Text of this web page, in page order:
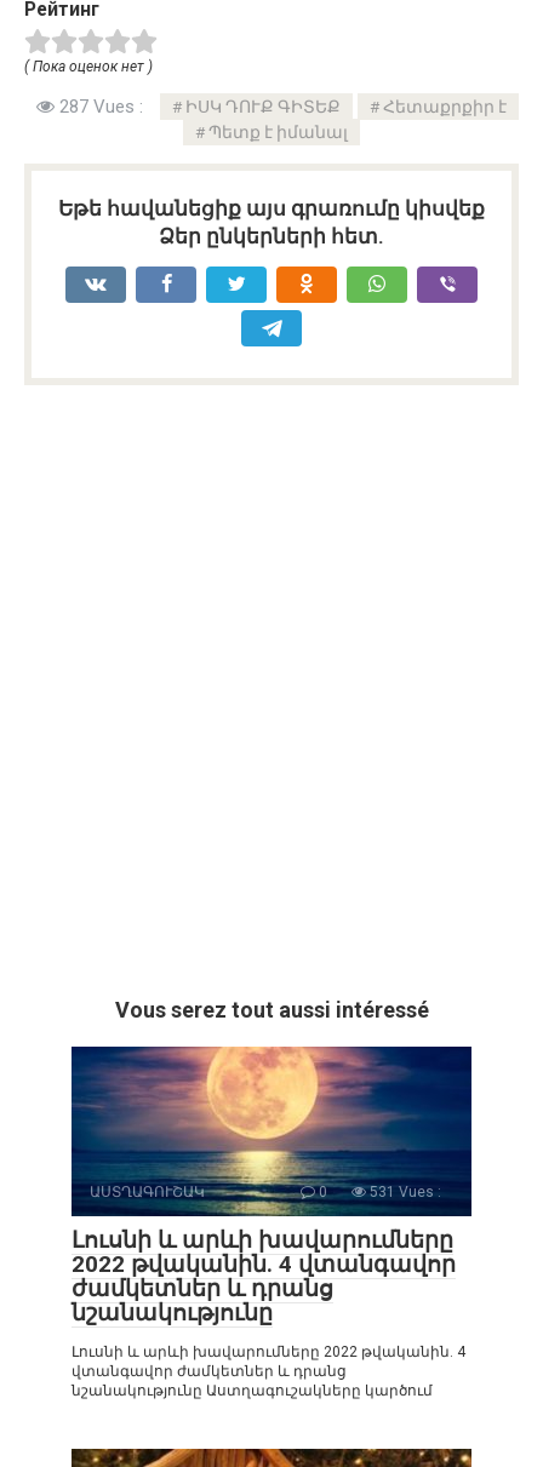
Рейтинг
( Пока оценок нет )
287 Vues : ԻՍԿ ԴՈՒՔ ԳԻՏԵՔ
Հետաքրքիր է
Պետք է իմանալ
Եթե հավանեցիք այս գրառումը կիսվեք
Ձեր ընկերների հետ.
Vous serez tout aussi intéressé
ԱՍՏՂԱԳՈՒՇԱԿ 0 531 Vues :
Լուսնի և արևի խավարումները
2022 թվականին. 4 վտանգավոր
ժամկետներ և դրանց
նշանակությունը
Լուսնի և արևի խավարումները 2022 թվականին. 4
վտանգավոր ժամկետներ և դրանց
նշանակությունը Աստղագուշակները կարծում